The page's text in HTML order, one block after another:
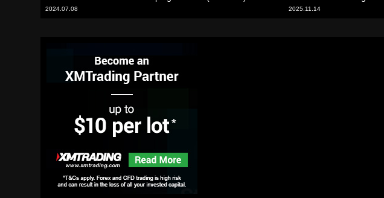
2024.07.08 2025.11.14